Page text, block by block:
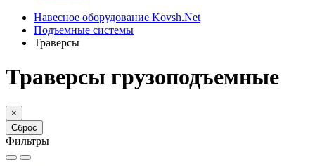
Навесное оборудование Kovsh.Net
Подъемные системы
Траверсы
Траверсы грузоподъемные
×
Сброс
Фильтры